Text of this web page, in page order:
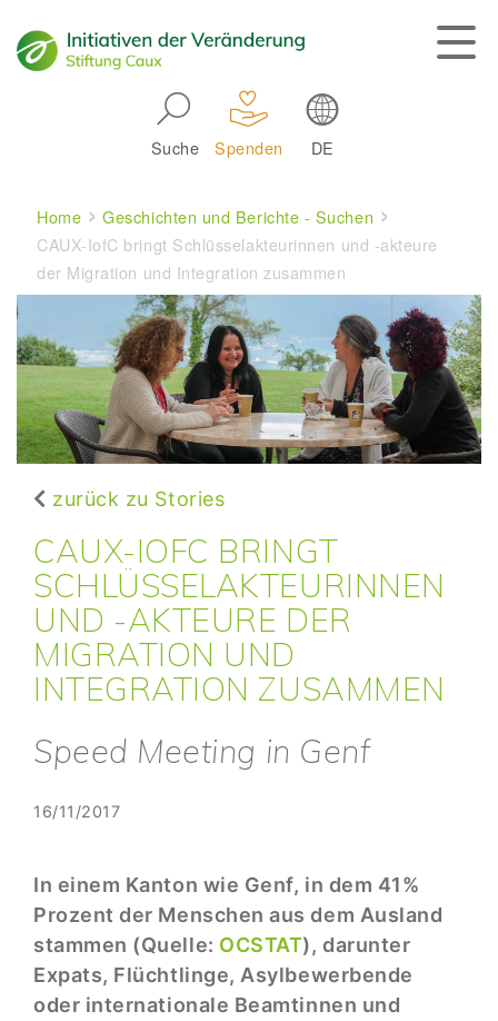
Suche Spenden DE
Breadcrumb
Home
Geschichten und Berichte - Suchen
CAUX-IofC bringt Schlüsselakteurinnen und -akteure
der Migration und Integration zusammen
zurück zu Stories
CAUX-IOFC BRINGT
SCHLÜSSELAKTEURINNEN
UND -AKTEURE DER
MIGRATION UND
INTEGRATION ZUSAMMEN
Speed Meeting in Genf
16/11/2017
In einem Kanton wie Genf, in dem 41%
Prozent der Menschen aus dem Ausland
stammen (Quelle: OCSTAT), darunter
Expats, Flüchtlinge, Asylbewerbende
oder internationale Beamtinnen und